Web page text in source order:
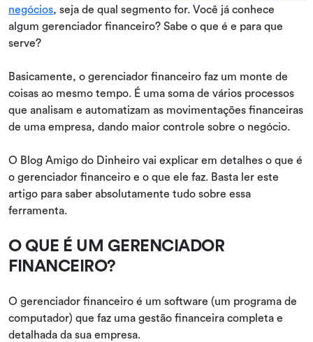
negócios, seja de qual segmento for. Você já conhece
algum gerenciador financeiro? Sabe o que é e para que
serve?
Basicamente, o gerenciador financeiro faz um monte de
coisas ao mesmo tempo. É uma soma de vários processos
que analisam e automatizam as movimentações financeiras
de uma empresa, dando maior controle sobre o negócio.
O Blog Amigo do Dinheiro vai explicar em detalhes o que é
o gerenciador financeiro e o que ele faz. Basta ler este
artigo para saber absolutamente tudo sobre essa
ferramenta.
O QUE É UM GERENCIADOR
FINANCEIRO?
O gerenciador financeiro é um software (um programa de
computador) que faz uma gestão financeira completa e
detalhada da sua empresa.